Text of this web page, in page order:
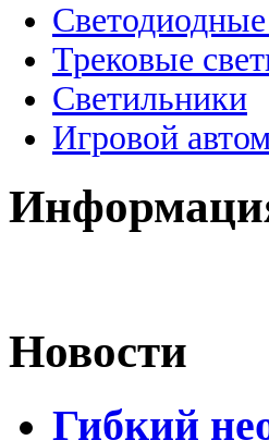
Трековые
Светильники
Игровой
Новости
Гибкий